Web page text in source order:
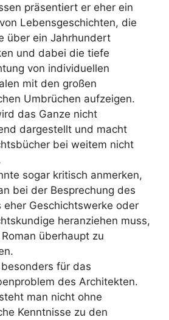
präsentiert er eher ein
Lebensgeschichten, die
über ein Jahrhundert
und dabei die tiefe
von individuellen
mit den großen
Umbrüchen aufzeigen.
das Ganze nicht
dargestellt und macht
bei weitem nicht
sogar kritisch anmerken,
bei der Besprechung des
eher Geschichtswerke oder
heranziehen muss,
überhaupt zu
für das
des Architekten.
man nicht ohne
Kenntnisse zu den